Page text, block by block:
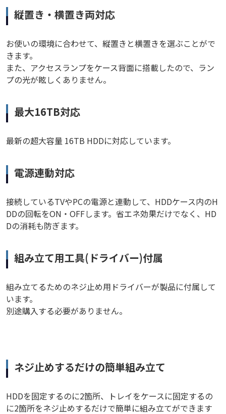
縦置き・横置き両対応
お使いの環境に合わせて、縦置きと横置きを選ぶことがで
きます。
また、アクセスランプをケース背面に搭載したので、ラン
プの光が眩しくありません。
最大16TB対応
最新の超大容量 16TB HDDに対応しています。
電源連動対応
接続しているTVやPCの電源と連動して、HDDケース内のH
DDの回転をON・OFFします。省エネ効果だけでなく、HD
Dの消耗も防ぎます。
組み立て用工具(ドライバー)付属
組み立てるためのネジ止め用ドライバーが製品に付属して
います。
別途購入する必要がありません。
ネジ止めするだけの簡単組み立て
HDDを固定するのに2箇所、トレイをケースに固定するの
に2箇所をネジ止めするだけで簡単に組み立てができます